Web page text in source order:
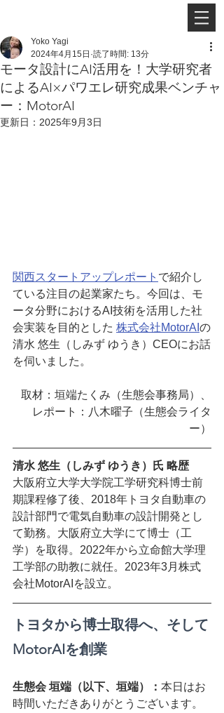
モータ設計にAI活用を！大学研究者
によるAI×パワエレ研究成果ベンチャ
ー：MotorAI
Yoko Yagi
2024年4月15日 読了時間: 13分
更新日： 2025年9月3日
関西スタートアップレポート で紹介し
ている注目の起業家たち。今回は、モ
ータ分野におけるAI技術を活用した社
会実装を目的とした 株式会社MotorAI の
清水 悠生（しみず ゆうき）CEOにお話
を伺いました。
取材：垣端たくみ（生態会事務局）、
レポート：八木曜子（生態会ライタ
ー）
清水 悠生（しみず ゆうき）氏 略歴
大阪府立大学大学院工学研究科博士前
期課程修了後、2018年トヨタ自動車の
設計部門で電気自動車の設計開発とし
て勤務。大阪府立大学にて博士（工
学）を取得。2022年から立命館大学理
工学部の助教に就任。2023年3月株式
会社MotorAIを設立。
トヨタから博士取得へ、そして
MotorAIを創業
生態会 垣端（以下、垣端）： 本日はお
時間いただきありがとうございます。